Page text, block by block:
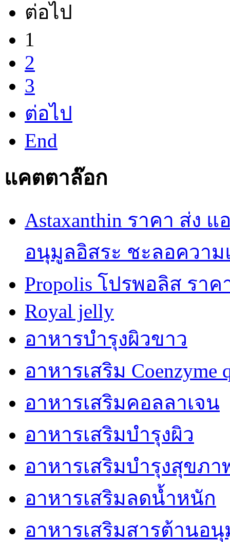
ต่อไป
1
2
3
ต่อไป
End
แคตตาล๊อก
Astaxanthin ราคา ส่ง
อนุมูลอิสระ ชะลอควา
Propolis โปรพอลิส ราค
Royal jelly
อาหารบำรุงผิวขาว
อาหารเสริม Coenzyme
อาหารเสริมคอลลาเจน
อาหารเสริมบำรุงผิว
อาหารเสริมบำรุงสุขภา
อาหารเสริมลดน้ำหนัก
อาหารเสริมสารต้านอ